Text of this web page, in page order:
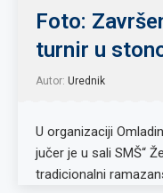
Foto:
turnir u
Autor: Urednik
U organizaciji
jučer je u sali SMŠ“
tradicionalni